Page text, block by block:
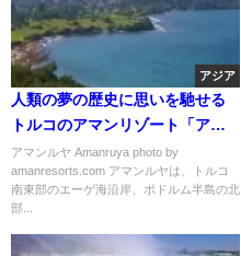
アジア
人類の夢の歴史に思いを馳せる
トルコのアマンリゾート「アマ
ンルヤ」
アマンルヤ Amanruya photo by
amanresorts.com アマンルヤは、トルコ
南東部のエーゲ海沿岸、ボドルム半島の北
部...